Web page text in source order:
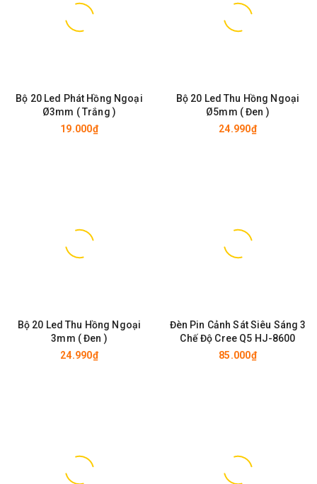
Bộ 20 Led Phát Hồng Ngoại
Ø3mm ( Trắng )
19.000₫
Bộ 20 Led Thu Hồng Ngoại
Ø5mm ( Đen )
24.990₫
Bộ 20 Led Thu Hồng Ngoại
3mm ( Đen )
24.990₫
Đèn Pin Cảnh Sát Siêu Sáng 3
Chế Độ Cree Q5 HJ-8600
85.000₫